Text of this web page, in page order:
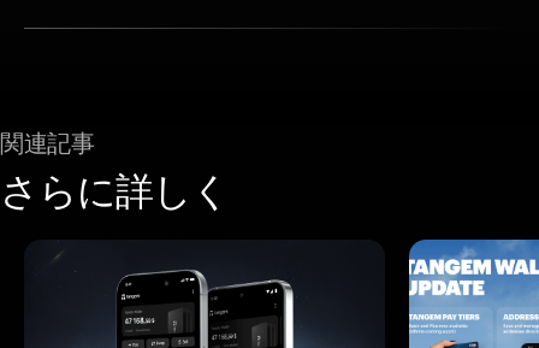
関連記事
さらに詳しく